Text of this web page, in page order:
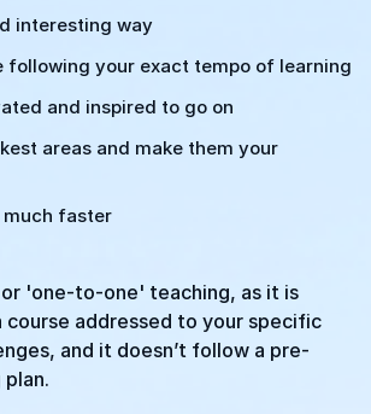
interesting way
following your exact tempo of learning
and inspired to go on
areas and make them your
much faster
'one-to-one' teaching, as it is
course addressed to your specific
and it doesn’t follow a pre-